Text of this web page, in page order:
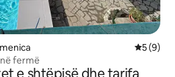
5 (9)
fermë